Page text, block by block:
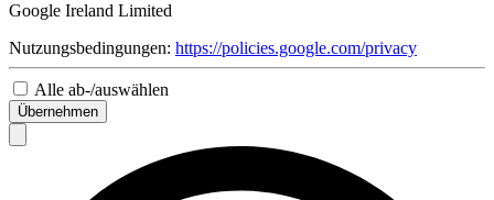
Google Ireland Limited
Nutzungsbedingungen: https://policies.google.com/privacy
Alle ab-/auswählen
Übernehmen